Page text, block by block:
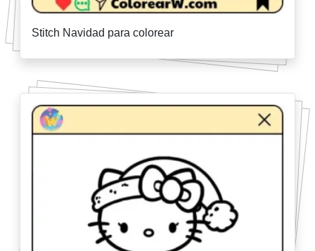
Stitch Navidad para colorear